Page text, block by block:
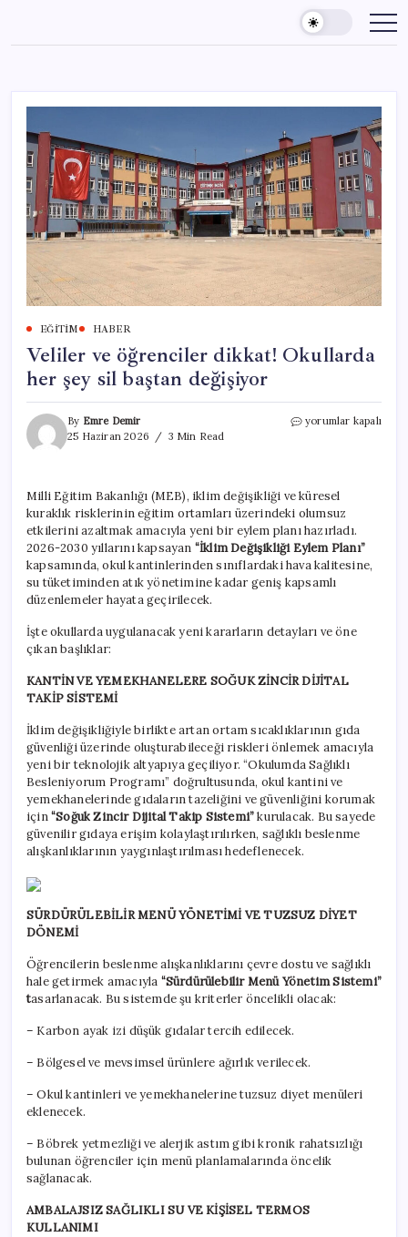
content
EĞITIM HABER
Veliler ve öğrenciler dikkat! Okullarda
her şey sil baştan değişiyor
By Emre Demir
25 Haziran 2026
3 Min Read
Veliler
her
şey
sil
baştan
değişiyor
yorumlar kapalı
Milli Eğitim Bakanlığı (MEB), iklim değişikliği ve küresel
kuraklık risklerinin eğitim ortamları üzerindeki olumsuz
etkilerini azaltmak amacıyla yeni bir eylem planı hazırladı.
2026-2030 yıllarını kapsayan “İklim Değişikliği Eylem Planı”
kapsamında, okul kantinlerinden sınıflardaki hava kalitesine,
su tüketiminden atık yönetimine kadar geniş kapsamlı
düzenlemeler hayata geçirilecek.
İşte okullarda uygulanacak yeni kararların detayları ve öne
çıkan başlıklar:
KANTİN VE YEMEKHANELERE SOĞUK ZİNCİR DİJİTAL
TAKİP SİSTEMİ
İklim değişikliğiyle birlikte artan ortam sıcaklıklarının gıda
güvenliği üzerinde oluşturabileceği riskleri önlemek amacıyla
yeni bir teknolojik altyapıya geçiliyor. “Okulumda Sağlıklı
Besleniyorum Programı” doğrultusunda, okul kantini ve
yemekhanelerinde gıdaların tazeliğini ve güvenliğini korumak
için“Soğuk Zincir Dijital Takip Sistemi”kurulacak. Bu sayede
güvenilir gıdaya erişim kolaylaştırılırken, sağlıklı beslenme
alışkanlıklarının yaygınlaştırılması hedeflenecek.
SÜRDÜRÜLEBİLİR MENÜ YÖNETİMİ VE TUZSUZ DİYET
DÖNEMİ
Öğrencilerin beslenme alışkanlıklarını çevre dostu ve sağlıklı
hale getirmek amacıyla “Sürdürülebilir Menü Yönetim Sistemi”
tasarlanacak. Bu sistemde şu kriterler öncelikli olacak:
– Karbon ayak izi düşük gıdalar tercih edilecek.
– Bölgesel ve mevsimsel ürünlere ağırlık verilecek.
– Okul kantinleri ve yemekhanelerine tuzsuz diyet menüleri
eklenecek.
– Böbrek yetmezliği ve alerjik astım gibi kronik rahatsızlığı
bulunan öğrenciler için menü planlamalarında öncelik
sağlanacak.
AMBALAJSIZ SAĞLIKLI SU VE KİŞİSEL TERMOS
KULLANIMI